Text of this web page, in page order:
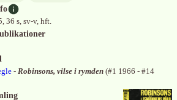
36 s, sv-v, hft.
- Robinsons, vilse i rymden (#1 1966 - #14